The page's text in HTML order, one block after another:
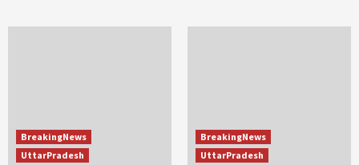
BreakingNews
UttarPradesh
BreakingNews
UttarPradesh